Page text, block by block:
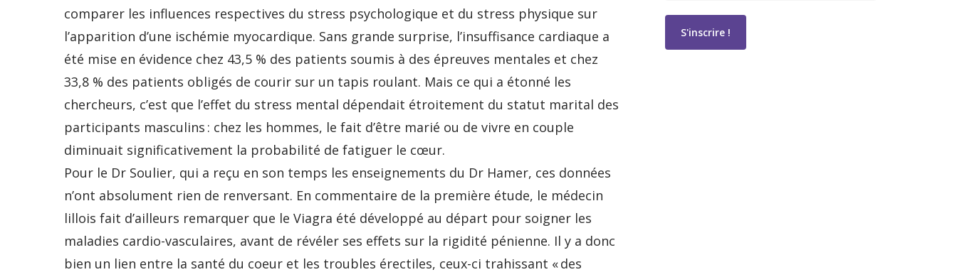
comparer les influences respectives du stress psychologique et du stress physique sur
l’apparition d’une ischémie myocardique. Sans grande surprise, l’insuffisance cardiaque a
été mise en évidence chez 43,5 % des patients soumis à des épreuves mentales et chez
33,8 % des patients obligés de courir sur un tapis roulant. Mais ce qui a étonné les
chercheurs, c’est que l’effet du stress mental dépendait étroitement du statut marital des
participants masculins : chez les hommes, le fait d’être marié ou de vivre en couple
diminuait significativement la probabilité de fatiguer le cœur.
Pour le Dr Soulier, qui a reçu en son temps les enseignements du Dr Hamer, ces données
n’ont absolument rien de renversant. En commentaire de la première étude, le médecin
lillois fait d’ailleurs remarquer que le Viagra été développé au départ pour soigner les
maladies cardio-vasculaires, avant de révéler ses effets sur la rigidité pénienne. Il y a donc
bien un lien entre la santé du coeur et les troubles érectiles, ceux-ci trahissant « des